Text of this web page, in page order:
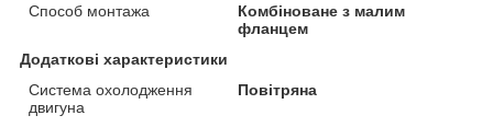
Способ монтажа
Комбіноване з малим
фланцем
Додаткові характеристики
Система охолодження
двигуна
Повітряна